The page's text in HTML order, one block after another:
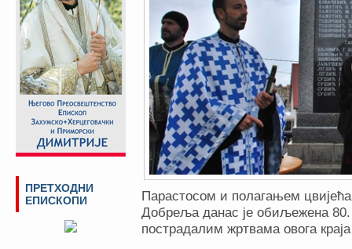
Парастосом и полагањем
Добреља данас је обиљежена
пострадалим жртвама овога
ПРЕТХОДНИ
ЕПИСКОПИ